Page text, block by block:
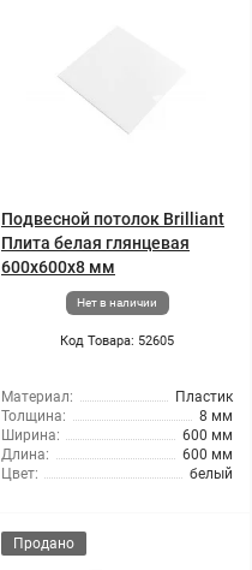
Подвесной потолок Brilliant
Плита белая глянцевая
600x600x8 мм
Нет в наличии
Код Товара: 52605
Материал:
Пластик
Толщина:
8 мм
Ширина:
600 мм
Длина:
600 мм
Цвет:
белый
Продано